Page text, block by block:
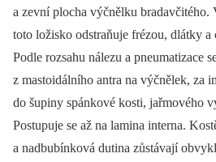
a zevní plocha výčnělku bradavčitého.
toto ložisko odstraňuje frézou, dlátky
Podle rozsahu nálezu a pneumatizace
z mastoidálního antra na výčnělek, za
do šupiny spánkové kosti, jařmového
Postupuje se až na lamina interna.
a nadbubínková dutina zůstávají